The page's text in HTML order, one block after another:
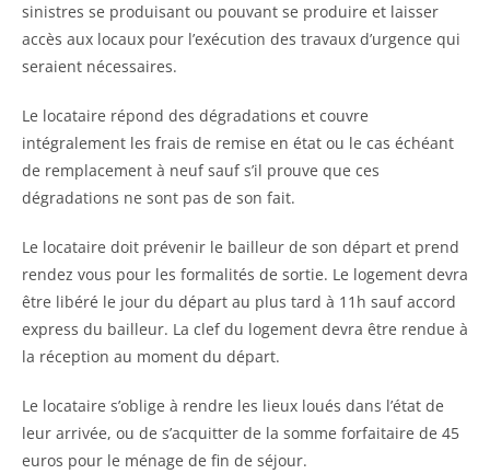
sinistres se produisant ou pouvant se produire et laisser
accès aux locaux pour l’exécution des travaux d’urgence qui
seraient nécessaires.
Le locataire répond des dégradations et couvre
intégralement les frais de remise en état ou le cas échéant
de remplacement à neuf sauf s’il prouve que ces
dégradations ne sont pas de son fait.
Le locataire doit prévenir le bailleur de son départ et prend
rendez vous pour les formalités de sortie. Le logement devra
être libéré le jour du départ au plus tard à 11h sauf accord
express du bailleur. La clef du logement devra être rendue à
la réception au moment du départ.
Le locataire s’oblige à rendre les lieux loués dans l’état de
leur arrivée, ou de s’acquitter de la somme forfaitaire de 45
euros pour le ménage de fin de séjour.